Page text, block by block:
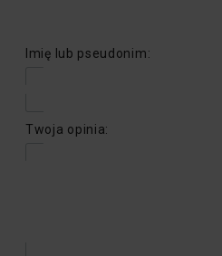
Imię lub pseudonim:
Twoja opinia: